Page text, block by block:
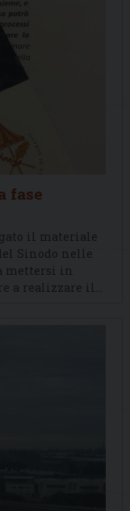
fase
il materiale
Sinodo nelle
mettersi in
a realizzare il…